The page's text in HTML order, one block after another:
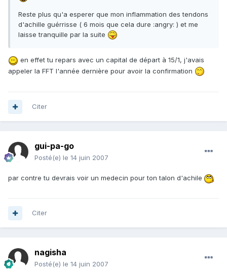
Reste plus qu'a esperer que mon inflammation des tendons
d'achille guérrisse ( 6 mois que cela dure :angry: ) et me
laisse tranquille par la suite
en effet tu repars avec un capital de départ à 15/1, j'avais
appeler la FFT l'année dernière pour avoir la confirmation
Citer
gui-pa-go
Posté(e) le 14 juin 2007
par contre tu devrais voir un medecin pour ton talon d'achile
Citer
nagisha
Posté(e) le 14 juin 2007